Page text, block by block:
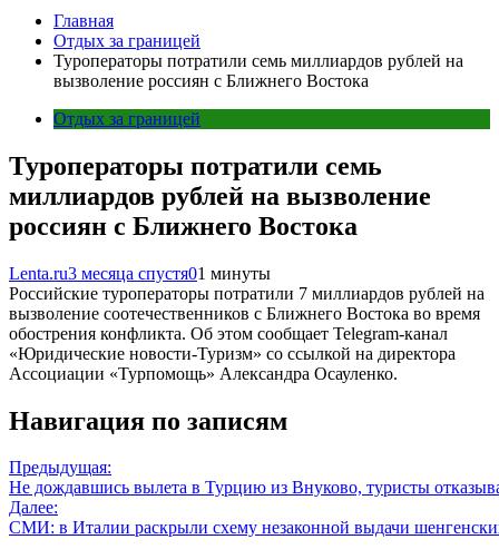
Главная
Отдых за границей
Туроператоры потратили семь миллиардов рублей на
вызволение россиян с Ближнего Востока
Отдых за границей
Туроператоры потратили семь
миллиардов рублей на вызволение
россиян с Ближнего Востока
Lenta.ru3 месяца спустя01 минуты
Российские туроператоры потратили 7 миллиардов рублей на
вызволение соотечественников с Ближнего Востока во время
обострения конфликта. Об этом сообщает Telegram-канал
«Юридические новости-Туризм» со ссылкой на директора
Ассоциации «Турпомощь» Александра Осауленко.
Навигация по записям
Предыдущая:
Не дождавшись вылета в Турцию из Внуково, туристы
Далее:
СМИ: в Италии раскрыли схему незаконной выдачи